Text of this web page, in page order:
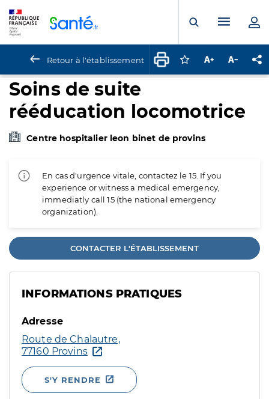
Ouvrir laMenu
Retour à l'établissement Connectez-vous
Augmenter la
Soins de suite
rééducation locomotrice
Centre hospitalier leon binet de provins
En cas d'urgence vitale, contactez le 15. If you
experience or witness a medical emergency,
immediatly call 15 (the national emergency
organization).
CONTACTER L'ÉTABLISSEMENT
INFORMATIONS PRATIQUES
Adresse
Route de Chalautre,
77160 Provins
S'Y RENDRE